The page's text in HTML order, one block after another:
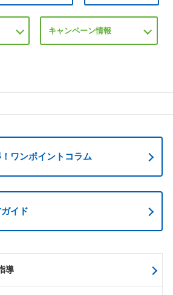
キャンペーン情報
ワンポイントコラム
イド
導